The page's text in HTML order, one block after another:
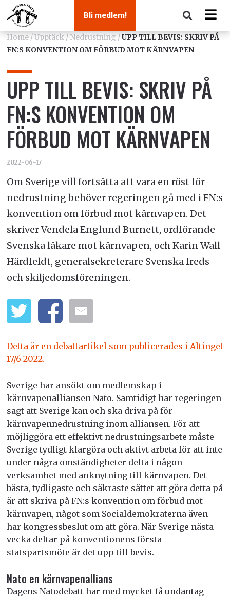
Bli medlem!
Home/Upptäck/ Nedrustning /UPP TILL BEVIS: SKRIV PÅ
FN:S KONVENTION OM FÖRBUD MOT KÄRNVAPEN
UPP TILL BEVIS: SKRIV PÅ
FN:S KONVENTION OM
FÖRBUD MOT KÄRNVAPEN
2022-06-17
Om Sverige vill fortsätta att vara en röst för
nedrustning behöver regeringen gå med i FN:s
konvention om förbud mot kärnvapen. Det
skriver Vendela Englund Burnett, ordförande
Svenska läkare mot kärnvapen, och Karin Wall
Härdfeldt, generalsekreterare Svenska freds-
och skiljedomsföreningen.
Detta är en debattartikel som publicerades i Altinget
17/6 2022.
Sverige har ansökt om medlemskap i
kärnvapenalliansen Nato. Samtidigt har regeringen
sagt att Sverige kan och ska driva på för
kärnvapennedrustning inom alliansen. För att
möjliggöra ett effektivt nedrustningsarbete måste
Sverige tydligt klargöra och aktivt arbeta för att inte
under några omständigheter delta i någon
verksamhet med anknytning till kärnvapen. Det
bästa, tydligaste och säkraste sättet att göra detta på
är att skriva på FN:s konvention om förbud mot
kärnvapen, något som Socialdemokraterna även
har kongressbeslut om att göra. När Sverige nästa
vecka deltar på konventionens första
statspartsmöte är det upp till bevis.
Nato en kärnvapenallians
Dagens Natodebatt har med mycket få undantag